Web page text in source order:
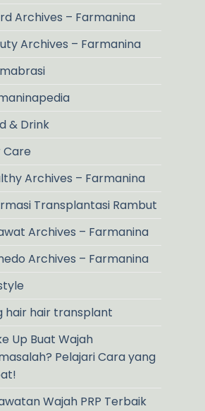
Archives – Farmanina
Archives – Farmanina
& Drink
Care
Archives – Farmanina
Transplantasi Rambut
Archives – Farmanina
Archives – Farmanina
hair hair transplant
Up Buat Wajah
Pelajari Cara yang
Wajah PRP Terbaik